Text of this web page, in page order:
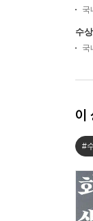
국
수
국
이
#